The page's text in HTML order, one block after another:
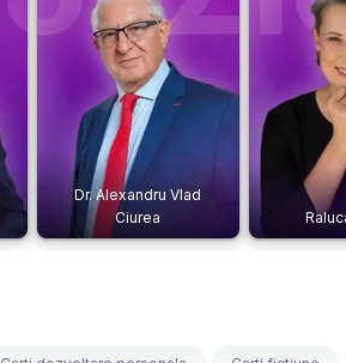
Dr. Alexandru Vlad
Ciurea